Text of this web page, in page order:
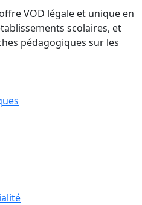
VOD légale et unique en
scolaires, et
pédagogiques sur les